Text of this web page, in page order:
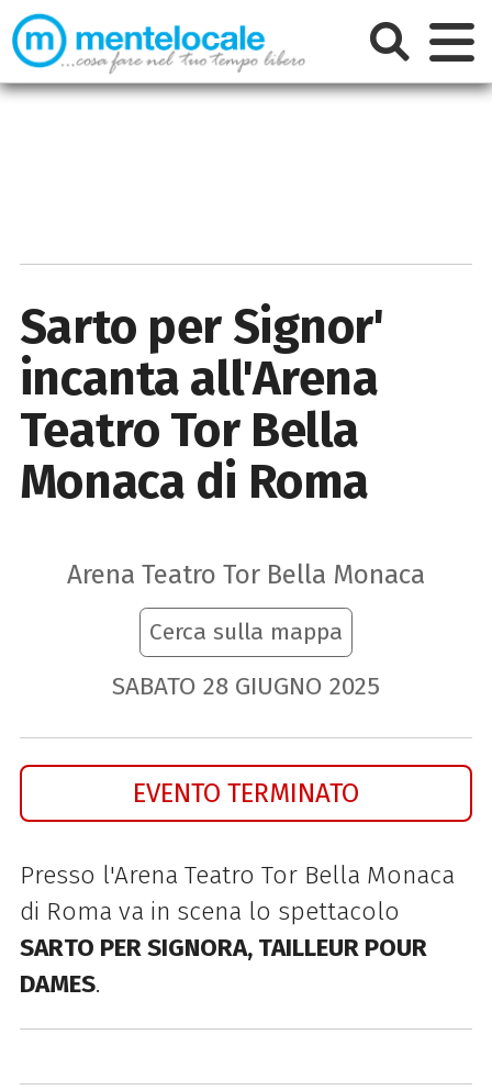
Sarto per Signor'
incanta all'Arena
Teatro Tor Bella
Monaca di Roma
Arena Teatro Tor Bella Monaca
Cerca sulla mappa
SABATO 28 GIUGNO 2025
EVENTO TERMINATO
Presso l'Arena Teatro Tor Bella Monaca
di Roma va in scena lo spettacolo
SARTO PER SIGNORA, TAILLEUR POUR
DAMES.